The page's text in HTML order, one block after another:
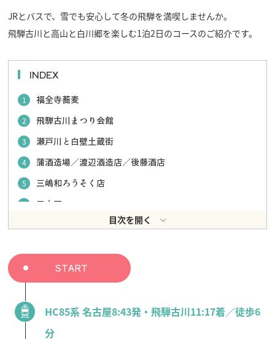
JRとバスで、雪でも安心して冬の飛騨を満喫しませんか。
飛騨古川と高山と白川郷を楽しむ1泊2日のコースのご紹介です。
INDEX
1 福全寺蕎麦
2 飛騨古川まつり会館
3 瀬戸川と白壁土蔵街
4 蒲酒造場／渡辺酒造店／後藤酒店
5 三嶋和ろうそく店
6 二十四
9 白川郷合掌造り集落
目次を開く
START
HC85系 名古屋8:43発・飛騨古川11:17着／徒歩6
分